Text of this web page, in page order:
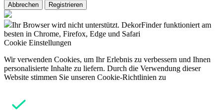
Abbrechen Registrieren
Ihr Browser wird nicht unterstützt. DekorFinder funktioniert am
besten in Chrome, Firefox, Edge und Safari
Cookie Einstellungen
Wir verwenden Cookies, um Ihr Erlebnis zu verbessern und Ihnen
personalisierte Inhalte zu liefern. Durch die Verwendung dieser
Website stimmen Sie unseren Cookie-Richtlinien zu